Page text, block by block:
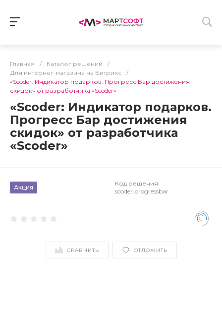
Главная / Каталог решений
/
Для интернет-магазина на Битрикс
/
«Scoder: Индикатор подарков. Прогресс Бар достижения
скидок» от разработчика «Scoder»
«Scoder: Индикатор подарков.
Прогресс Бар достижения
скидок» от разработчика
«Scoder»
Акция
Код решения:
scoder.progressbar
СРАВНИТЬ ОТЛОЖИТЬ